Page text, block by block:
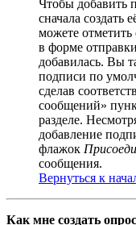
Чтобы добавить
сначала создать
можете
в форме
добавилась. Вы
подписи по
сделав
сообщений»
разделе.
добавление
флажок
сообщения.
Вернуться к
Как мне создать